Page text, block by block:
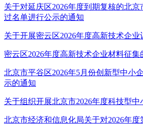
关于对延庆区2026年度到期复核的北
过名单进行公示的通知
关于开展密云区2026年度高新技术企
密云区2026年度高新技术企业材料征集
北京市平谷区2026年5月份创新型中小
示的通知
关于组织开展北京市2026年度科技型
北京市经济和信息化局关于对2026年